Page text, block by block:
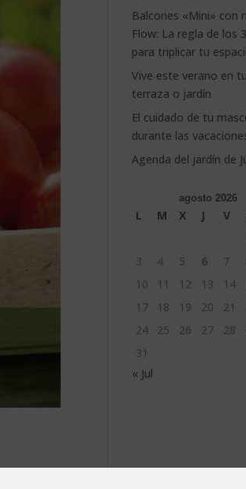
Balcones «Mini» con
Flow: La regla de los
para triplicar tu
Vive este verano en tu
terraza o jardín
El cuidado de tu
durante las
Agenda del jardín de
agosto 2026
L M X J V
3
4 5 6 7
10
11 12 13 14
17
18 19 20 21
24
25 26 27 28
31
« Jul